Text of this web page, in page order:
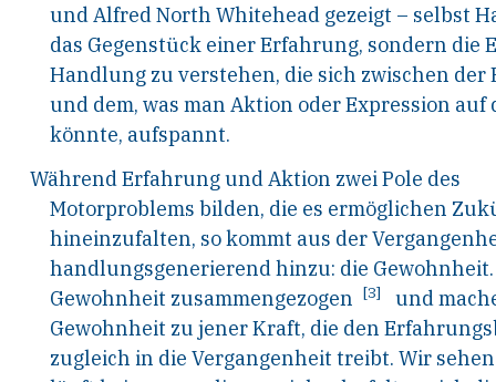
und Alfred North Whitehead gezeigt – selbst
das Gegenstück einer Erfahrung, sondern die
Handlung zu verstehen, die sich zwischen
und dem, was man Aktion oder Expression
könnte, aufspannt.
Während Erfahrung und Aktion zwei Pole des
Motorproblems bilden, die es ermöglichen
hineinzufalten, so kommt aus der
handlungsgenerierend hinzu: die
Gewohnheit zusammengezogen [3]
und
Gewohnheit zu jener Kraft, die den
zugleich in die Vergangenheit treibt. Wir